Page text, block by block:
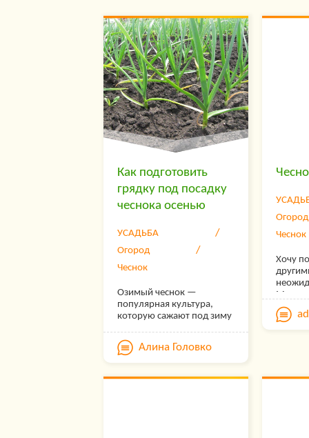
Как подготовить
грядку под посадку
чеснока осенью
УСАДЬБА
Огород
Чеснок
Озимый чеснок —
популярная культура,
которую сажают под зиму
приусадебном участке.
Перед посадкой проводят
подготовительные
работы: выбирают
Алина Головко
Огород
Чеснок
Хочу
Может
в том,